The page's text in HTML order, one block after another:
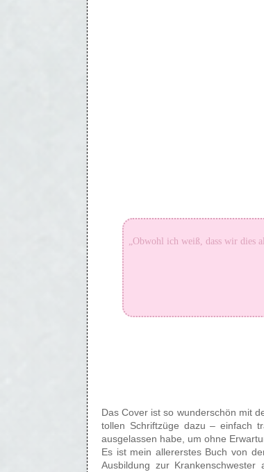
„Obwohl ich weiß, dass wir dies
Das Cover ist so wunderschön mit
tollen Schriftzüge dazu – einfach
ausgelassen habe, um ohne
Es ist mein allererstes Buch von
Ausbildung zur